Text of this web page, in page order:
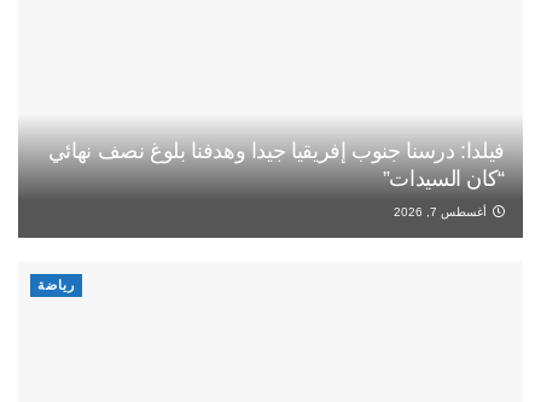
فيلدا: درسنا جنوب إفريقيا جيدا وهدفنا بلوغ نصف نهائي
“كان السيدات”
أغسطس 7, 2026
رياضة